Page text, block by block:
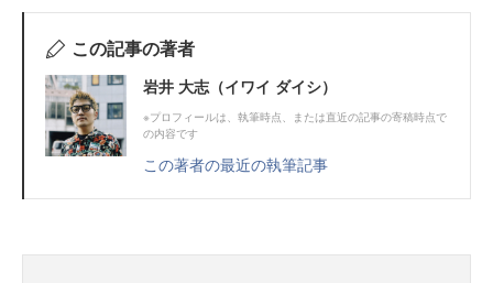
この記事の著者
岩井 大志（イワイ ダイシ）
※プロフィールは、執筆時点、または直近の記事の寄稿時点で
の内容です
この著者の最近の執筆記事